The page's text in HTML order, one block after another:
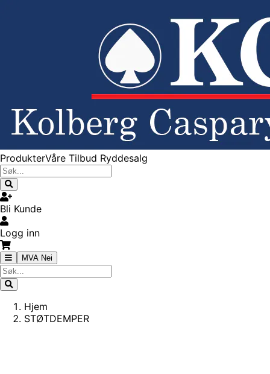
ProdukterVåre Tilbud Ryddesalg
Bli Kunde
Logg inn
MVA Nei
Hjem
STØTDEMPER